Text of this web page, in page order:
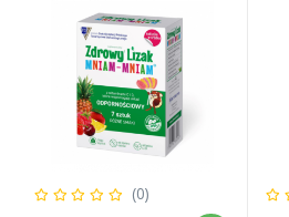
(0)